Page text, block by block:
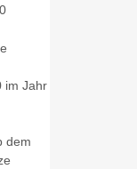
im Jahr
dem